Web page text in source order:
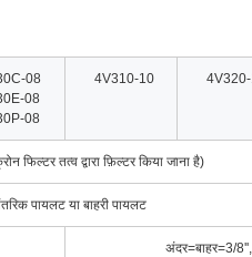
08
08
08
4V310-10
फिल्टर तत्व द्वारा फ़िल्टर किया जाना है)
पायलट या बाहरी पायलट
अंदर=बाहर=3/